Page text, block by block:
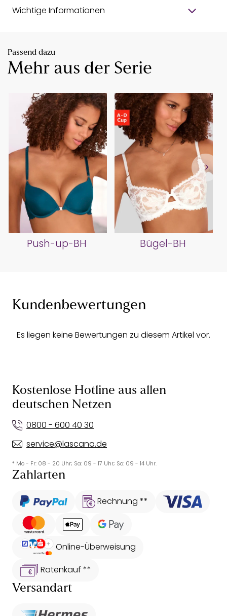
Wichtige Informationen
Passend dazu
Mehr aus der Serie
Push-up-BH Bügel-BH
Kundenbewertungen
Es liegen keine Bewertungen zu diesem Artikel vor.
Kostenlose Hotline aus allen
deutschen Netzen
0800 - 600 40 30
service@lascana.de
* Mo - Fr: 08 - 20 Uhr; Sa: 09 - 17 Uhr; So: 09 - 14 Uhr.
Zahlarten
Rechnung **
Online-Überweisung
Ratenkauf **
Versandart